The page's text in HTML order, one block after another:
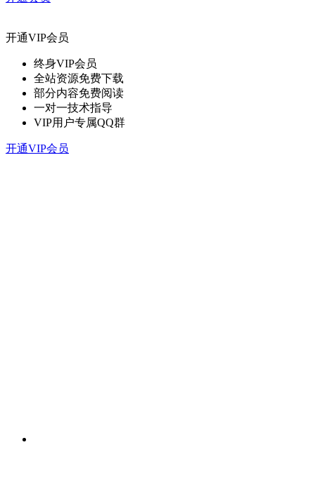
开通VIP会员
终身VIP会员
全站资源免费下载
部分内容免费阅读
一对一技术指导
VIP用户专属QQ群
开通VIP会员